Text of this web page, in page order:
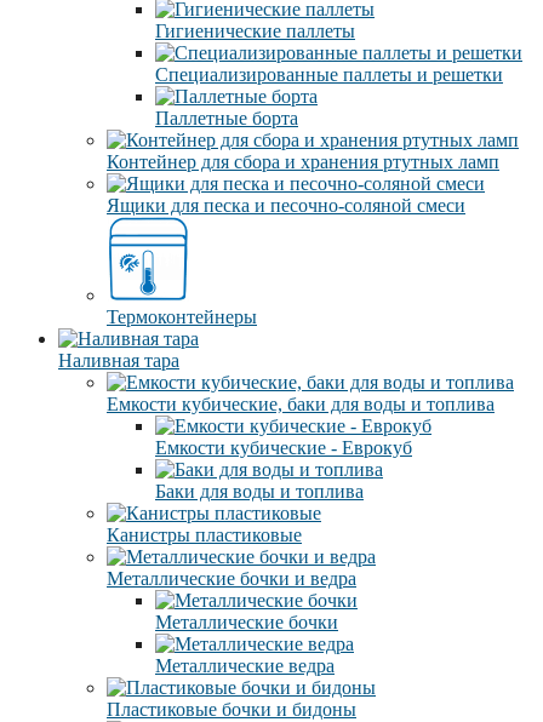
Гигиенические паллеты
Специализированные паллеты и решетки
Паллетные борта
Контейнер для сбора и хранения ртутных ламп
Ящики для песка и песочно-соляной смеси
Термоконтейнеры
Наливная тара
Емкости кубические, баки для воды и топлива
Емкости кубические - Еврокуб
Баки для воды и топлива
Канистры пластиковые
Металлические бочки и ведра
Металлические бочки
Металлические ведра
Пластиковые бочки и бидоны